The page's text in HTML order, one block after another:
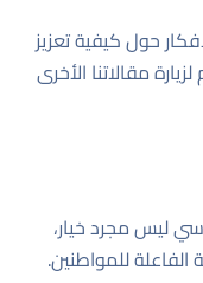
حول كيفية تعزيز
مقالاتنا الأخرى
ليس مجرد خيار،
للمواطنين.